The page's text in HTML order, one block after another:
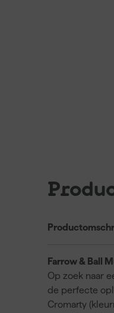
Farrow & Ball
Op zoek naar
de perfecte
Cromarty